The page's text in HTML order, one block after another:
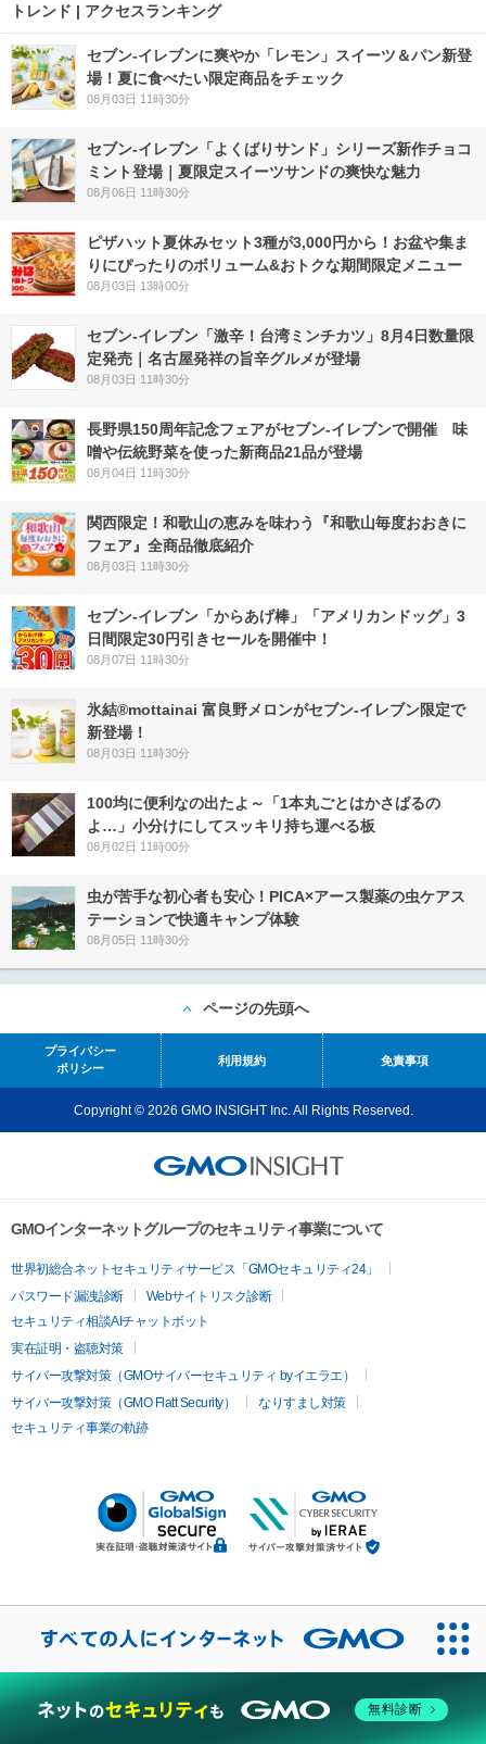
トレンド | アクセスランキング
セブン‐イレブンに爽やか「レモン」スイーツ＆パン新登
場！夏に食べたい限定商品をチェック
08月03日 11時30分
セブン‐イレブン「よくばりサンド」シリーズ新作チョコ
ミント登場｜夏限定スイーツサンドの爽快な魅力
08月06日 11時30分
ピザハット夏休みセット3種が3,000円から！お盆や集ま
りにぴったりのボリューム&おトクな期間限定メニュー
08月03日 13時00分
セブン-イレブン「激辛！台湾ミンチカツ」8月4日数量限
定発売｜名古屋発祥の旨辛グルメが登場
08月03日 11時30分
長野県150周年記念フェアがセブン-イレブンで開催 味
噌や伝統野菜を使った新商品21品が登場
08月04日 11時30分
関西限定！和歌山の恵みを味わう『和歌山毎度おおきに
フェア』全商品徹底紹介
08月03日 11時30分
セブン‐イレブン「からあげ棒」「アメリカンドッグ」3
日間限定30円引きセールを開催中！
08月07日 11時30分
氷結®mottainai 富良野メロンがセブン‐イレブン限定で
新登場！
08月03日 11時30分
100均に便利なの出たよ～「1本丸ごとはかさばるの
よ…」小分けにしてスッキリ持ち運べる板
08月02日 11時00分
虫が苦手な初心者も安心！PICA×アース製薬の虫ケアス
テーションで快適キャンプ体験
08月05日 11時30分
ページの先頭へ
プライバシー
ポリシー
利用規約 免責事項
Copyright © 2026 GMO INSIGHT Inc. All Rights Reserved.
GMOインターネットグループのセキュリティ事業について
世界初総合ネットセキュリティサービス「GMOセキュリティ24」
パスワード漏洩診断
Webサイトリスク診断
セキュリティ相談AIチャットボット
実在証明・盗聴対策
サイバー攻撃対策（GMOサイバーセキュリティ byイエラエ）
サイバー攻撃対策（GMO Flatt Security）
なりすまし対策
セキュリティ事業の軌跡
無料診断